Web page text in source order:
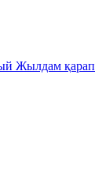
Жылдам қарап